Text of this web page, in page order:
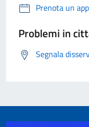
Prenota un
Problemi in
Segnala